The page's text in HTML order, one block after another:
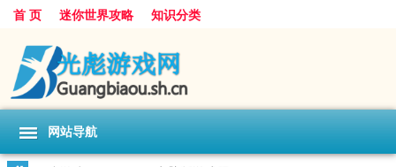
首 页 迷你世界攻略 知识分类
网站导航